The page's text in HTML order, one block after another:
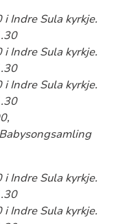
Indre Sula kyrkje.
Indre Sula kyrkje.
Indre Sula kyrkje.
Indre Sula kyrkje.
Indre Sula kyrkje.